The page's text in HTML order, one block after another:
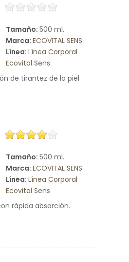
Tamaño: 500 ml.
Marca: ECOVITAL SENS
Línea: Línea Corporal
Ecovital Sens
de tirantez de la piel.
Tamaño: 500 ml.
Marca: ECOVITAL SENS
Línea: Línea Corporal
Ecovital Sens
rápida absorción.